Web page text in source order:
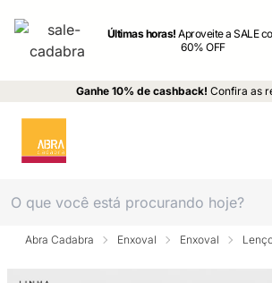
Últimas horas!Aproveite a SALE
60% OFF
Ganhe 10% de cashback! Confira as
Abra Cadabra Enxoval Enxoval